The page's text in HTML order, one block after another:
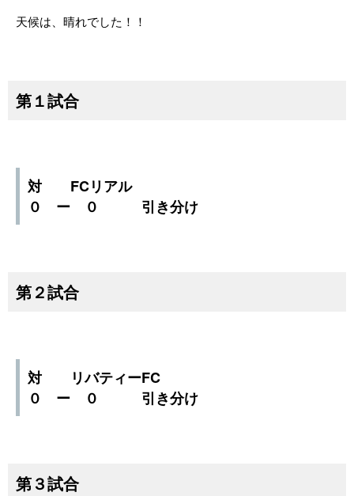
天候は、晴れでした！！
第１試合
対 FCリアル
０ ー ０ 引き分け
第２試合
対 リバティーFC
０ ー ０ 引き分け
第３試合